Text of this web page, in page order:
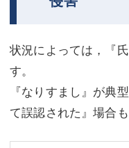
状況によっては，『
す。
『なりすまし』が典
て誤認された』場合も